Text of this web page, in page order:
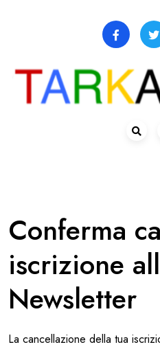
Conferma
iscrizione
Newsletter
La cancellazione della tua